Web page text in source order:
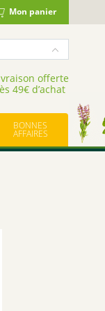
Mon panier
offerte
49€ d’achat
BONNES
AFFAIRES